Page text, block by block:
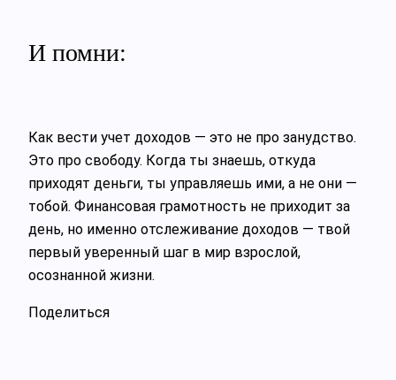
И помни:
Как вести учет доходов — это не про занудство.
Это про свободу. Когда ты знаешь, откуда
приходят деньги, ты управляешь ими, а не они —
тобой. Финансовая грамотность не приходит за
день, но именно отслеживание доходов — твой
первый уверенный шаг в мир взрослой,
осознанной жизни.
Поделиться